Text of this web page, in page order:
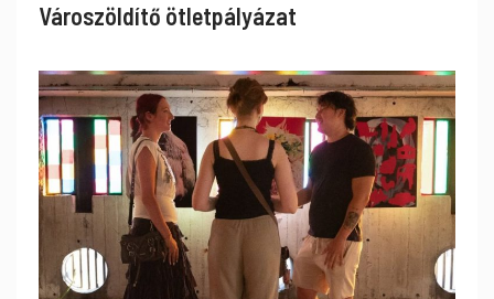
Városzöldítő ötletpályázat